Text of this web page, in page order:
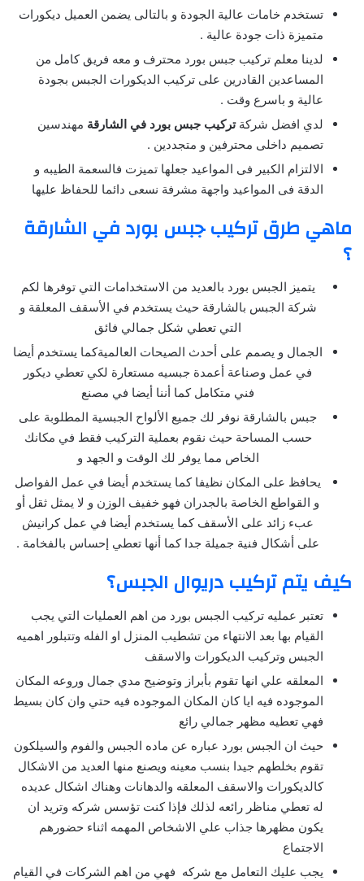
تستخدم خامات عالية الجودة و بالتالى يضمن العميل ديكورات
متميزة ذات جودة عالية .
لدينا معلم تركيب جبس بورد محترف و معه فريق كامل من
المساعدين القادرين على تركيب الديكورات الجبس بجودة
عالية و باسرع وقت .
لدي افضل شركةتركيب جبس بورد في الشارقة مهندسين
تصميم داخلى محترفين و متجددين .
الالتزام الكبير فى المواعيد جعلها تميزت فالسعمة الطيبه و
الدقة فى المواعيد واجهة مشرفة نسعى دائما للحفاظ عليها
ماهي طرق تركيب جبس بورد في الشارقة
؟
يتميز الجبس بورد بالعديد من الاستخدامات التي توفرها لكم
شركة الجبس بالشارقة حيث يستخدم في الأسقف المعلقة و
التي تعطي شكل جمالي فائق
الجمال و يصمم على أحدث الصيحات العالميةكما يستخدم أيضا
في عمل وصناعة أعمدة جبسيه مستعارة لكي تعطي ديكور
فني متكامل كما أننا أيضا في مصنع
جبس بالشارقة نوفر لك جميع الألواح الجبسية المطلوبة على
حسب المساحة حيث نقوم بعملية التركيب فقط في مكانك
الخاص مما يوفر لك الوقت و الجهد و
يحافظ على المكان نظيفا كما يستخدم أيضا في عمل الفواصل
و القواطع الخاصة بالجدران فهو خفيف الوزن و لا يمثل ثقل أو
عبء زائد على الأسقف كما يستخدم أيضا في عمل كرانيش
على أشكال فنية جميلة جدا كما أنها تعطي إحساس بالفخامة .
كيف يتم تركيب دريوال الجبس؟
تعتبر عمليه تركيب الجبس بورد من اهم العمليات التي يجب
القيام بها بعد الانتهاء من تشطيب المنزل او الفله وتتبلور اهميه
الجبس وتركيب الديكورات والاسقف
المعلقه علي انها تقوم بأبراز وتوضيح مدي جمال وروعه المكان
الموجوده فيه ايا كان المكان الموجوده فيه حتي وان كان بسيط
فهي تعطيه مظهر جمالي رائع
حيث ان الجبس بورد عباره عن ماده الجبس والفوم والسيلكون
تقوم بخلطهم جيدا بنسب معينه ويصنع منها العديد من الاشكال
كالديكورات والاسقف المعلقه والدهانات وهناك اشكال عديده
له تعطي مناظر رائعه لذلك فإذا كنت تؤسس شركه وتريد ان
يكون مظهرها جذاب علي الاشخاص المهمه اثناء حضورهم
الاجتماع
يجب عليك التعامل مع شركه فهي من اهم الشركات في القيام